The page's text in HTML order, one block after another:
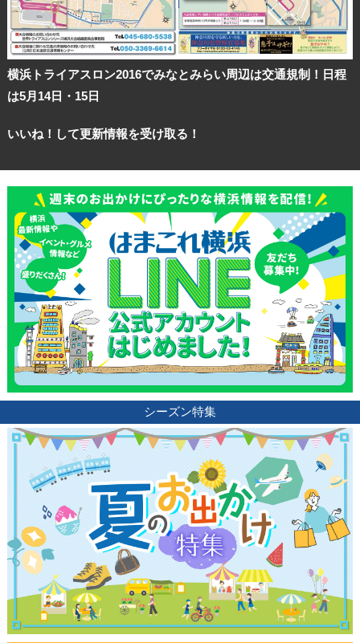
横浜トライアスロン2016でみなとみらい周辺は交通規制！日程
は5月14日・15日
いいね！して更新情報を受け取る！
シーズン特集